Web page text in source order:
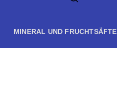
MINERAL UND FRUCHTSÄFTE